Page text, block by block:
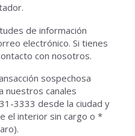
de información
electrónico. Si tienes
con nosotros.
sospechosa
nuestros canales
3333 desde la ciudad y
el interior sin cargo o *